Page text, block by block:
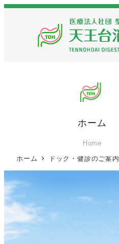
ホーム
Home
ホーム ドック・健診のご案内